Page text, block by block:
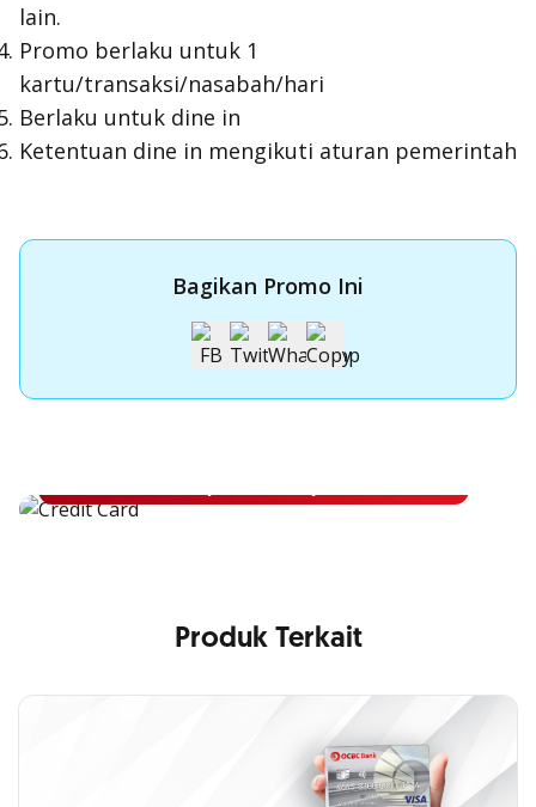
lain.
Promo berlaku untuk 1
kartu/transaksi/nasabah/hari
Berlaku untuk dine in
Ketentuan dine in mengikuti aturan pemerintah
Bagikan Promo Ini
Apply Kartu Kredit OCBC NISP
Produk Terkait